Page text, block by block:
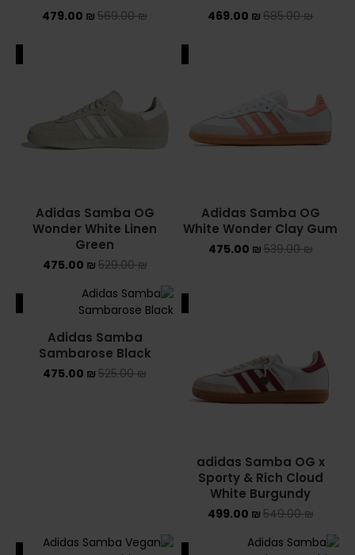
685.00₪
469.00 ₪
569.00₪
479.00 ₪
Adidas Samba OG
White Wonder Clay Gum
539.00₪
475.00 ₪
Adidas Samba OG
Wonder White Linen
Green
529.00₪
475.00 ₪
SALE
adidas Samba OG x
Sporty & Rich Cloud
White Burgundy
549.00₪
499.00 ₪
Adidas Samba
Sambarose Black
525.00₪
475.00 ₪